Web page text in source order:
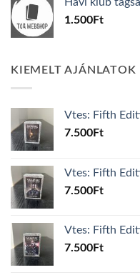
600Ft.
1.500Ft
KIEMELT AJÁNLATOK
Vtes: Fifth
7.500Ft
Vtes: Fifth
7.500Ft
Vtes: Fifth
7.500Ft